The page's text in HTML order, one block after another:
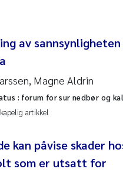
Fagerli
Ghareeb
av
Magne Aldrin
artikkel
: forum for sur nedbør og
kan påvise skader
som er utsatt for